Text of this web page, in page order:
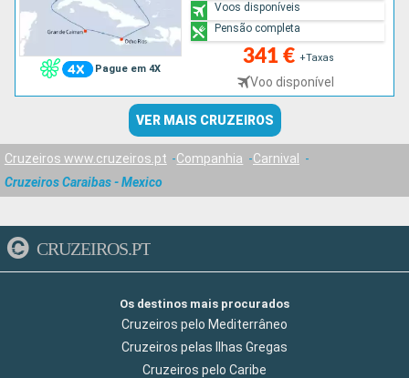
Pague em 4X
341 € +Taxas
Voo disponível
Voos disponíveis
Pensão completa
VER MAIS CRUZEIROS
Cruzeiros www.cruzeiros.pt Companhia
Carnival
Cruzeiros Caraibas - Mexico
CRUZEIROS.PT
Os destinos mais procurados
Cruzeiros pelo Mediterrâneo
Cruzeiros pelas Ilhas Gregas
Cruzeiros pelo Caribe